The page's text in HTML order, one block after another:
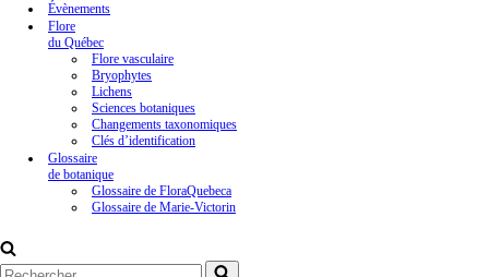
Évènements
Flore
du Québec
Flore vasculaire
Bryophytes
Lichens
Sciences botaniques
Changements taxonomiques
Clés d’identification
Glossaire
de botanique
Glossaire de FloraQuebeca
Glossaire de Marie-Victorin
Rechercher...